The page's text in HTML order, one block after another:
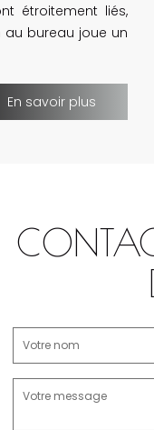
étroitement liés,
bureau joue un
En savoir plus